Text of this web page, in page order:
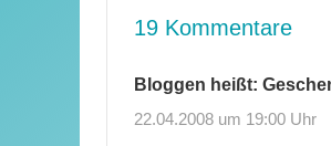
19 Kommentare
Bloggen heißt:
22.04.2008 um 19:00 Uhr